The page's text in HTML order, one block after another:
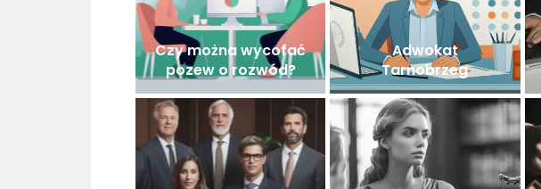
Czy można wycofać
pozew o rozwód?
Adwokat
Tarnobrzeg